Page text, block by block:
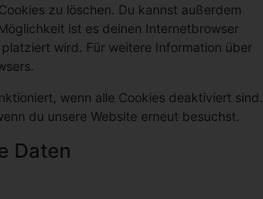
zu löschen. Du kannst außerdem
ist es deinen Internetbrowser
wird. Für weitere Information über
wenn alle Cookies deaktiviert sind.
du unsere Website erneut besuchst.
Daten